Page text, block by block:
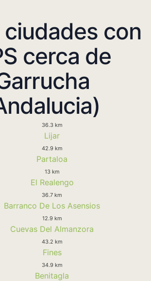
con
cerca de
36.3 km
Lijar
42.9 km
Partaloa
13 km
El Realengo
36.7 km
Barranco De Los Asensios
12.9 km
Cuevas Del Almanzora
43.2 km
Fines
34.9 km
Benitagla